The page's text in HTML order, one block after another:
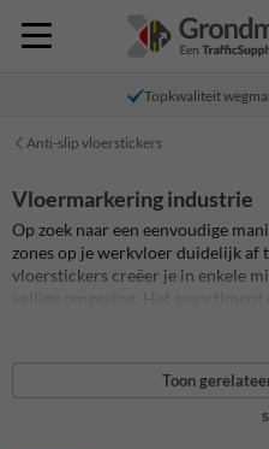
Topkwaliteit
Anti-slip vloerstickers
Vloermarkering industrie
Op zoek naar een eenvoudige
zones op je werkvloer duidelijk af
vloerstickers creëer je in enkele
veilige omgeving. Het
L-, T- en X-markeringen en
gericht kunt aanpakken. Alle
kleeflaag en een slijtvaste toplaag
industriële en publiekeToon